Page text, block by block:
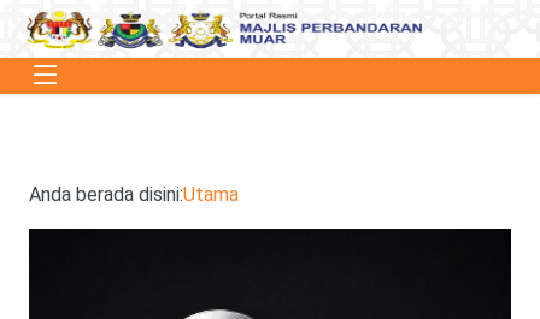
Anda berada disini:Utama